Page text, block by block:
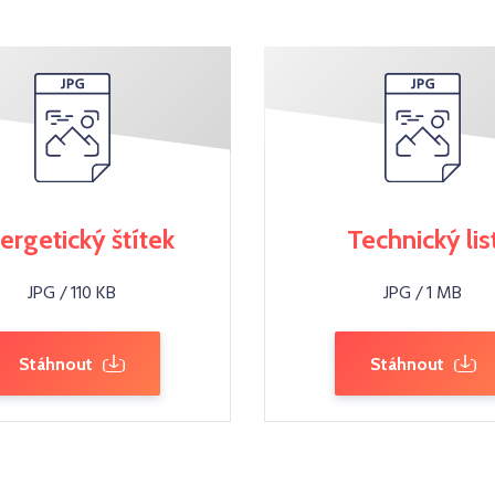
štítek
JPG / 110 KB
Stáhnout
Technický
JPG / 1 MB
Stáhnout